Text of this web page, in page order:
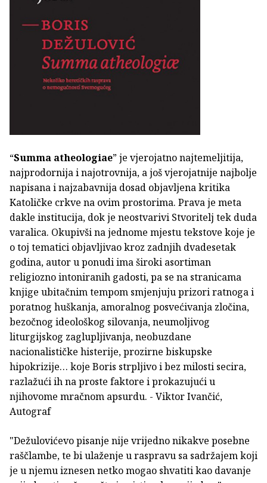
“Summa atheologiae” je vjerojatno najtemeljitija,
najprodornija i najotrovnija, a još vjerojatnije najbolje
napisana i najzabavnija dosad objavljena kritika
Katoličke crkve na ovim prostorima. Prava je meta
dakle institucija, dok je neostvarivi Stvoritelj tek duda
varalica. Okupivši na jednome mjestu tekstove koje je
o toj tematici objavljivao kroz zadnjih dvadesetak
godina, autor u ponudi ima široki asortiman
religiozno intoniranih gadosti, pa se na stranicama
knjige ubitačnim tempom smjenjuju prizori ratnoga i
poratnog huškanja, amoralnog posvećivanja zločina,
bezočnog ideološkog silovanja, neumoljivog
liturgijskog zaglupljivanja, neobuzdane
nacionalističke histerije, prozirne biskupske
hipokrizije… koje Boris strpljivo i bez milosti secira,
razlažući ih na proste faktore i prokazujući u
njihovome mračnom apsurdu. - Viktor Ivančić,
Autograf
"Dežulovićevo pisanje nije vrijedno nikakve posebne
raščlambe, te bi ulaženje u raspravu sa sadržajem koji
je u njemu iznesen netko mogao shvatiti kao davanje